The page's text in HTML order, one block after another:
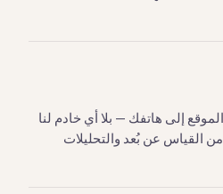
إلى هاتفك — بلا أي خادم لنا
القياس عن بُعد والتحليلات